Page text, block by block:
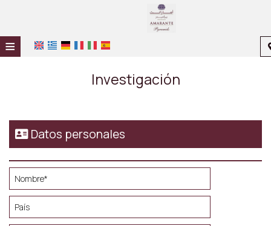
≡
HOME
ALOJAMIENTO
GALERÍA
INVESTIGACIÓN
CONTACTO
Investigación
Datos personales